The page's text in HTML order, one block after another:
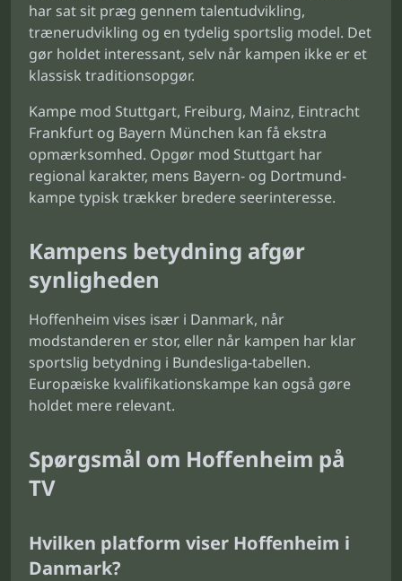
har sat sit præg gennem talentudvikling,
trænerudvikling og en tydelig sportslig model. Det
gør holdet interessant, selv når kampen ikke er et
klassisk traditionsopgør.
Kampe mod Stuttgart, Freiburg, Mainz, Eintracht
Frankfurt og Bayern München kan få ekstra
opmærksomhed. Opgør mod Stuttgart har
regional karakter, mens Bayern- og Dortmund-
kampe typisk trækker bredere seerinteresse.
Kampens betydning afgør
synligheden
Hoffenheim vises især i Danmark, når
modstanderen er stor, eller når kampen har klar
sportslig betydning i Bundesliga-tabellen.
Europæiske kvalifikationskampe kan også gøre
holdet mere relevant.
Spørgsmål om Hoffenheim på
TV
Hvilken platform viser Hoffenheim i
Danmark?